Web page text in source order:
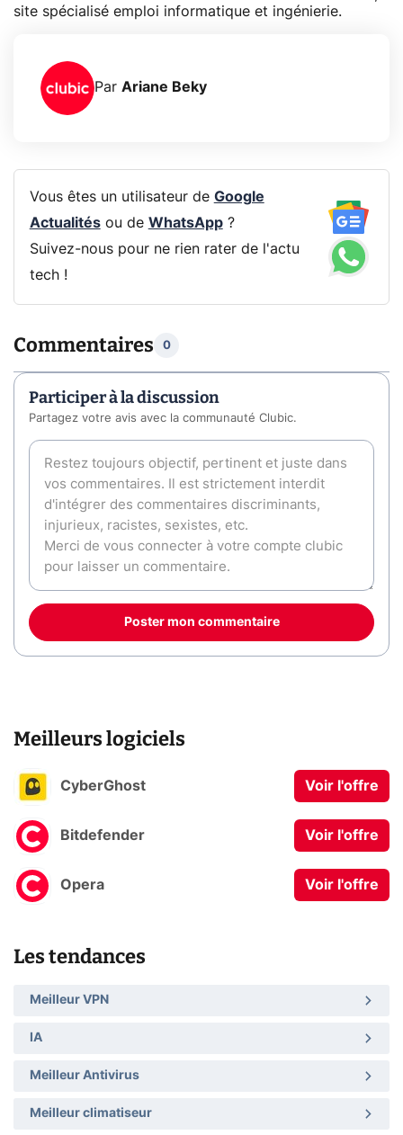
site spécialisé emploi informatique et ingénierie.
Par Ariane Beky
Vous êtes un utilisateur de Google
Actualitésou de WhatsApp?
Suivez-nous pour ne rien rater de l'actu
tech !
Commentaires 0
Participer à la discussion
Partagez votre avis avec la communauté Clubic.
Poster mon commentaire
Meilleurs logiciels
CyberGhost Voir l'offre
Bitdefender Voir l'offre
Opera Voir l'offre
Les tendances
Meilleur VPN
IA
Meilleur Antivirus
Meilleur climatiseur